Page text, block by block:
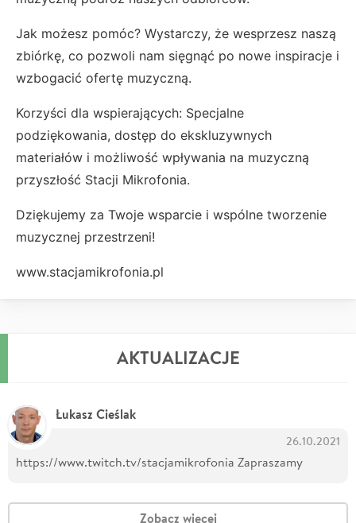
Jak możesz pomóc? Wystarczy, że wesprzesz naszą
zbiórkę, co pozwoli nam sięgnąć po nowe inspiracje i
wzbogacić ofertę muzyczną.
Korzyści dla wspierających: Specjalne
podziękowania, dostęp do ekskluzywnych
materiałów i możliwość wpływania na muzyczną
przyszłość Stacji Mikrofonia.
Dziękujemy za Twoje wsparcie i wspólne tworzenie
muzycznej przestrzeni!
www.stacjamikrofonia.pl
AKTUALIZACJE
Łukasz Cieślak
26.10.2021
https://www.twitch.tv/stacjamikrofonia Zapraszamy
Zobacz więcej